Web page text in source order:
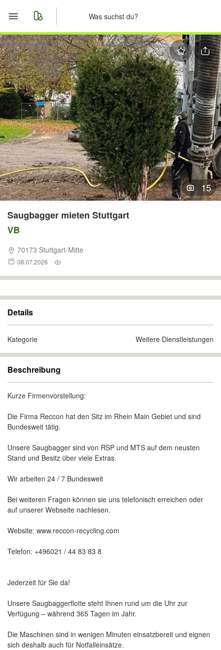
Start
Merkliste
Nachrichten
Anzeige aufgeben
15
Saugbagger mieten Stuttgart
VB
70173 Stuttgart-Mitte
08.07.2026
Details
Kategorie Weitere Dienstleistungen
Beschreibung
Kurze Firmenvorstellung:
Die Firma Reccon hat den Sitz im Rhein Main Gebiet und sind
Bundesweit tätig.
Unsere Saugbagger sind von RSP und MTS auf dem neusten
Stand und Besitz über viele Extras.
Wir arbeiten 24 / 7 Bundesweit
Bei weiteren Fragen können sie uns telefonisch erreichen oder
auf unserer Webseite nachlesen.
Website: www.reccon-recycling.com
Telefon: +496021 / 44 83 83 8
Jederzeit für Sie da!
Unsere Saugbaggerflotte steht Ihnen rund um die Uhr zur
Verfügung – während 365 Tagen im Jahr.
Die Maschinen sind in wenigen Minuten einsatzbereit und eignen
sich deshalb auch für Notfalleinsätze.